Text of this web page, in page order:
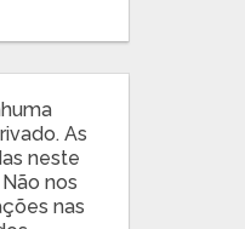
As
neste
nos
nas